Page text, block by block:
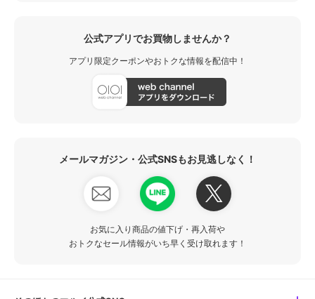
公式アプリでお買物しませんか？
アプリ限定クーポンやおトクな情報を配信中！
メールマガジン・公式SNSもお見逃しなく！
お気に入り商品の値下げ・再入荷や
おトクなセール情報がいち早く受け取れます！